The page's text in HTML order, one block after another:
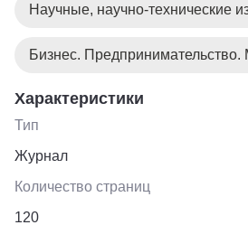
Научные, научно-технические
Бизнес.
Характеристики
Тип
Журнал
Количество страниц
120